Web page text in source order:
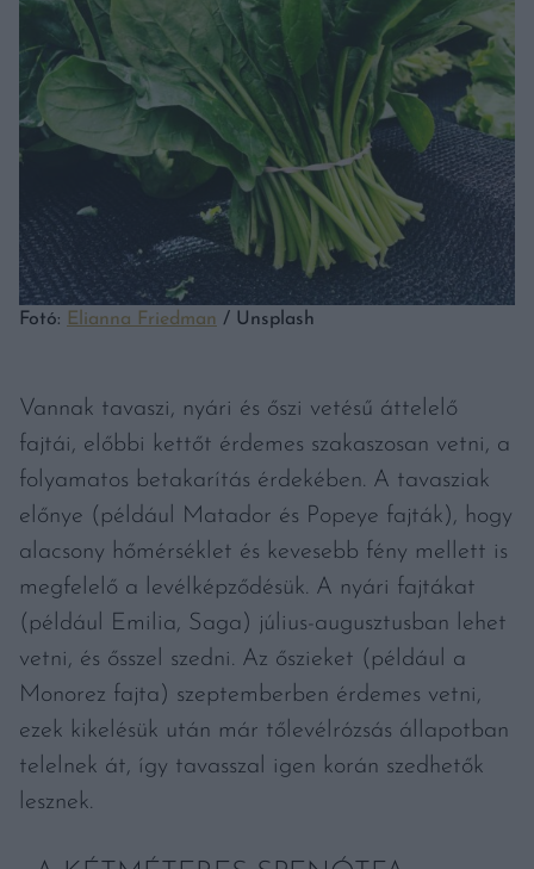
Fotó: Elianna Friedman / Unsplash
Vannak tavaszi, nyári és őszi vetésű áttelelő
fajtái, előbbi kettőt érdemes szakaszosan vetni, a
folyamatos betakarítás érdekében. A tavasziak
előnye (például Matador és Popeye fajták), hogy
alacsony hőmérséklet és kevesebb fény mellett is
megfelelő a levélképződésük. A nyári fajtákat
(például Emilia, Saga) július-augusztusban lehet
vetni, és ősszel szedni. Az őszieket (például a
Monorez fajta) szeptemberben érdemes vetni,
ezek kikelésük után már tőlevélrózsás állapotban
telelnek át, így tavasszal igen korán szedhetők
lesznek.